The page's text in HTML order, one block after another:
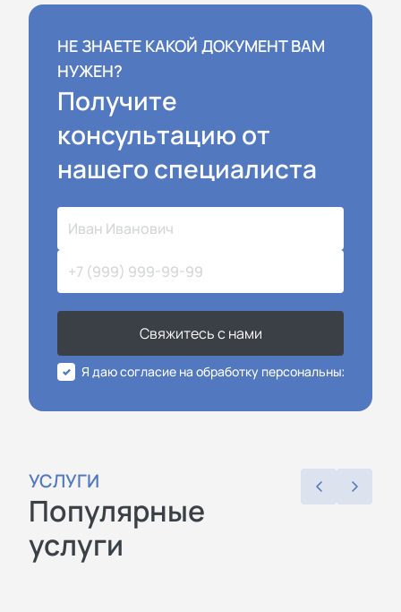
НЕ ЗНАЕТЕ КАКОЙ ДОКУМЕНТ ВАМ
НУЖЕН?
Получите
консультацию от
нашего специалиста
Свяжитесь с нами
Я даю согласие на обработку персональных
УСЛУГИ
Популярные
услуги